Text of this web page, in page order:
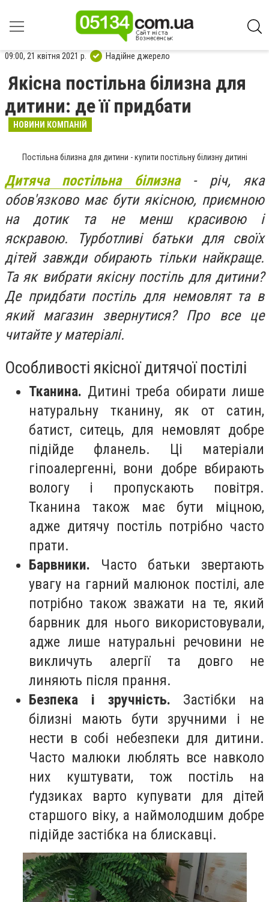
09:00, 21 квітня 2021 р. Надійне джерело
Якісна постільна білизна для
дитини: де її придбати
НОВИНИ КОМПАНІЙ
Постільна білизна для дитини - купити постільну білизну дитині
Дитяча постільна білизна- річ, яка
обов'язково має бути якісною, приємною
на дотик та не менш красивою і
яскравою. Турботливі батьки для своїх
дітей завжди обирають тільки найкраще.
Та як вибрати якісну постіль для дитини?
Де придбати постіль для немовлят та в
який магазин звернутися? Про все це
читайте у матеріалі.
Особливості якісної дитячої постілі
Тканина. Дитині треба обирати лише
натуральну тканину, як от сатин,
батист, ситець, для немовлят добре
підійде фланель. Ці матеріали
гіпоалергенні, вони добре вбирають
вологу і пропускають повітря.
Тканина також має бути міцною,
адже дитячу постіль потрібно часто
прати.
Барвники. Часто батьки звертають
увагу на гарний малюнок постілі, але
потрібно також зважати на те, який
барвник для нього використовували,
адже лише натуральні речовини не
викличуть алергії та довго не
линяють після прання.
Безпека і зручність. Застібки на
білизні мають бути зручними і не
нести в собі небезпеки для дитини.
Часто малюки люблять все навколо
них куштувати, тож постіль на
ґудзиках варто купувати для дітей
старшого віку, а наймолодшим добре
підійде застібка на блискавці.